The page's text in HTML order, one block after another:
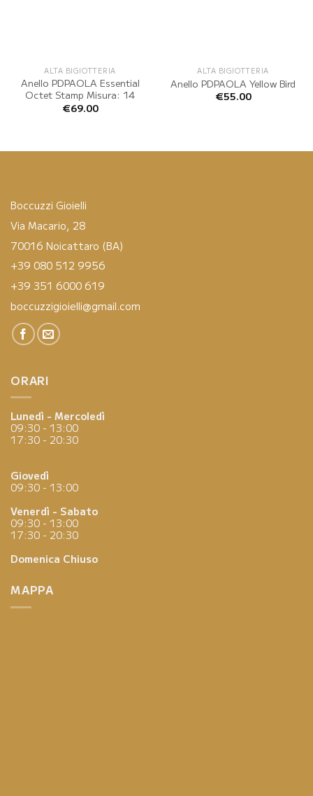
ALTA BIGIOTTERIA
Anello PDPAOLA Essential
Octet Stamp Misura: 14
€69.00
ALTA BIGIOTTERIA
Anello PDPAOLA Yellow Bird
€55.00
Boccuzzi Gioielli
Via Macario, 28
70016 Noicattaro (BA)
+39 080 512 9956
+39 351 6000 619
boccuzzigioielli@gmail.com
ORARI
Lunedì - Mercoledì
09:30 - 13:00
17:30 - 20:30
Giovedì
09:30 - 13:00
Venerdì - Sabato
09:30 - 13:00
17:30 - 20:30
Domenica Chiuso
MAPPA